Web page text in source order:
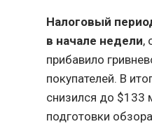
Налоговый
в начале недели,
прибавило
покупателей. В
снизился до $133
подготовки